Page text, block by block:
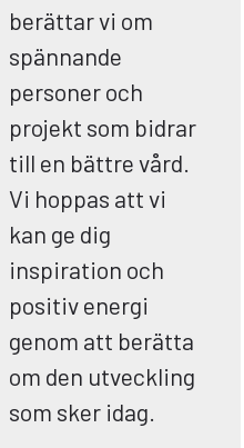
berättar vi om
spännande
personer och
projekt som bidrar
till en bättre vård.
Vi hoppas att vi
kan ge dig
inspiration och
positiv energi
genom att berätta
om den utveckling
som sker idag.